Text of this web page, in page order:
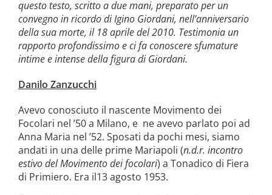
questo testo, scritto a due mani, preparato per un
convegno in ricordo di Igino Giordani, nell’anniversario
della sua morte, il 18 aprile del 2010. Testimonia un
rapporto profondissimo e ci fa conoscere sfumature
intime e intense della figura di Giordani.
Danilo Zanzucchi
Avevo conosciuto il nascente Movimento dei
Focolari nel ’50 a Milano, e ne avevo parlato poi ad
Anna Maria nel ’52. Sposati da pochi mesi, siamo
andati in una delle prime Mariapoli (n.d.r. incontro
estivo del Movimento dei focolari) a Tonadico di Fiera
di Primiero. Era il13 agosto 1953.